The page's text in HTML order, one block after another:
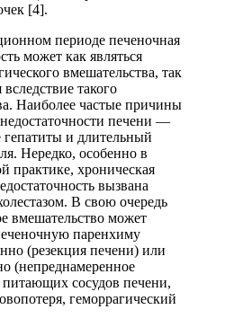
[4].
периоде печеночная
может как являться
вмешательства, так
вследствие такого
Наиболее частые причины
печени —
гепатиты и длительный
Нередко, особенно в
практике, хроническая
вызвана
В свою очередь
вмешательство может
паренхиму
(резекция печени) или
(непреднамеренное
сосудов печени,
геморрагический